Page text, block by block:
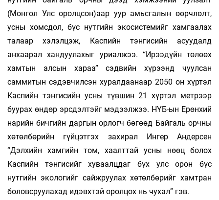
(Монгол Улс оролцсон)аар уур амьсгалын өөрчлөлт,
усны хомсдол, бүс нутгийн экосистемийг хамгаалах
талаар хэлэлцэж, Каспийн тэнгисийн асуудалд
анхаарал хандуулахыг уриалжээ. “Ирээдүйн төлөөх
хамтын алсын хараа” сэдвийн хүрээнд чуулсан
саммитын сэдэвчилсэн хуралдаанаар 2050 он хүртэл
Каспийн тэнгисийн усны түвшин 21 хүртэл метрээр
буурах өндөр эрсдэлтэйг мэдээлжээ. НҮБ-ын Ерөнхий
нарийн бичгийн даргын орлогч бөгөөд Байгаль орчны
хөтөлбөрийн гүйцэтгэх захирал Ингер Андерсен
“Дэлхийн хамгийн том, хаалттай усны нөөц болох
Каспийн тэнгисийг хуваалцдаг бүх улс орон бүс
нутгийн экологийг сайжруулах хөтөлбөрийг хамтран
боловсруулахад идэвхтэй оролцох нь чухал” гэв.